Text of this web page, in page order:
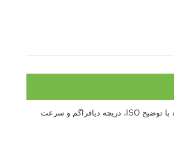
درک نوردهی – همراه با توضیح ISO، دریچه دیافراگم و سرعت